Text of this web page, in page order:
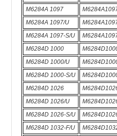
M6284A 1097
M6284A 1097/U
M6284A 1097-S/U
M6284D 1000
M6284D 1000/U
M6284D 1000-S/U
M6284D 1026
M6284D 1026/U
M6284D 1026-S/U
M6284D 1032-F/U